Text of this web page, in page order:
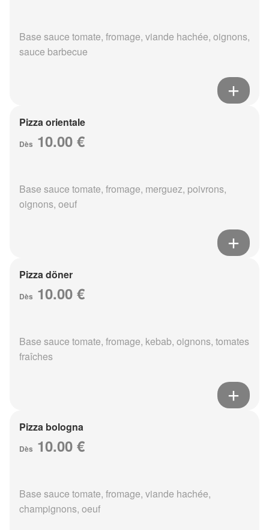
Base sauce tomate, fromage, viande hachée, oignons,
sauce barbecue
Pizza orientale
Dès 10.00 €
Base sauce tomate, fromage, merguez, poivrons,
oignons, oeuf
Pizza döner
Dès 10.00 €
Base sauce tomate, fromage, kebab, oignons, tomates
fraîches
Pizza bologna
Dès 10.00 €
Base sauce tomate, fromage, viande hachée,
champignons, oeuf